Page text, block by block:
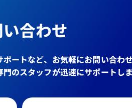
合わせ
ートなど、お気軽にお問い合わせ
のスタッフが迅速にサポートしま